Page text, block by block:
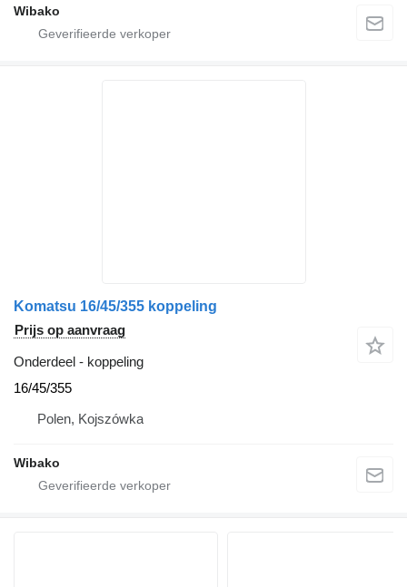
Wibako
Komatsu 16/45/355 koppeling
Prijs op aanvraag
Onderdeel - koppeling
16/45/355
Polen, Kojszówka
Wibako